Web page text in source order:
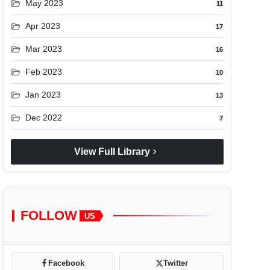
folder_open May 2023 11
folder_open Apr 2023 17
folder_open Mar 2023 16
folder_open Feb 2023 10
folder_open Jan 2023 13
folder_open Dec 2022 7
View Full Library chevron_right
FOLLOW US
Facebook Twitter